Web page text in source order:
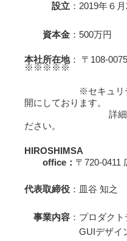
設立 ：2019年６
資本金 ：500万円
本社所在地： 〒108-
※※※※※
※セキュリティ確
開にしております。
詳細住所はお
ださい。
HIROSHIMSA
office： 〒720-0411
代表取締役 ：皿谷 知之
事業内容 ：プロダク
GUIデザイ